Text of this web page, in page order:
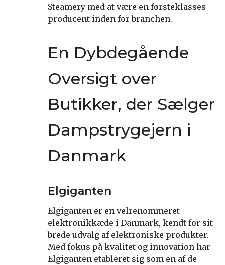
Steamery med at være en førsteklasses
producent inden for branchen.
En Dybdegående
Oversigt over
Butikker, der Sælger
Dampstrygejern i
Danmark
Elgiganten
Elgiganten er en velrenommeret
elektronikkæde i Danmark, kendt for sit
brede udvalg af elektroniske produkter.
Med fokus på kvalitet og innovation har
Elgiganten etableret sig som en af de